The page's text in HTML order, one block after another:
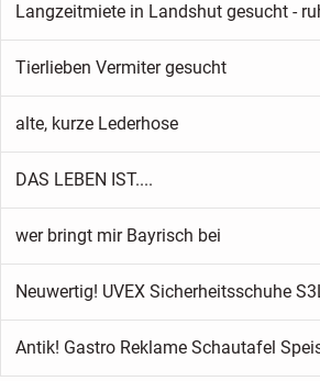
Tierlieben Vermiter gesucht
alte, kurze Lederhose
DAS LEBEN IST....
wer bringt mir Bayrisch bei